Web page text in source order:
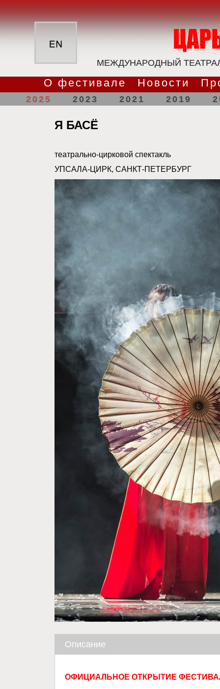
МЕЖДУНАРОДНЫЙ
О фестивале Новости
2025 2023 2021 2019
Я БАСЁ
театрально-цирковой спектакль
УПСАЛА-ЦИРК, САНКТ-ПЕТЕРБУРГ
Описание
ОФИЦИАЛЬНОЕ ОТКРЫТИЕ